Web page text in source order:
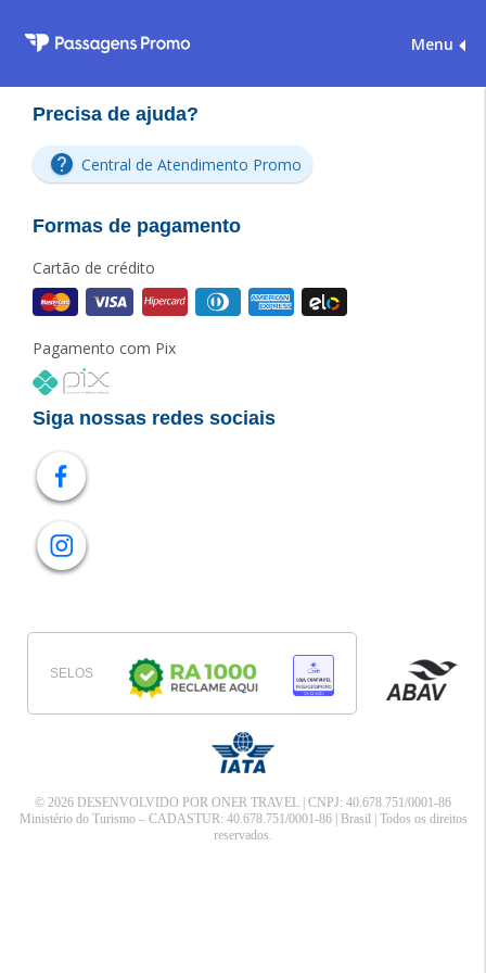
Menu
Precisa de ajuda?
Central de Atendimento Promo
Formas de pagamento
Cartão de crédito
Pagamento com Pix
Siga nossas redes sociais
SELOS
© 2026 DESENVOLVIDO POR ONER TRAVEL | CNPJ: 40.678.751/0001-86
Ministério do Turismo – CADASTUR: 40.678.751/0001-86 | Brasil | Todos os direitos
reservados.